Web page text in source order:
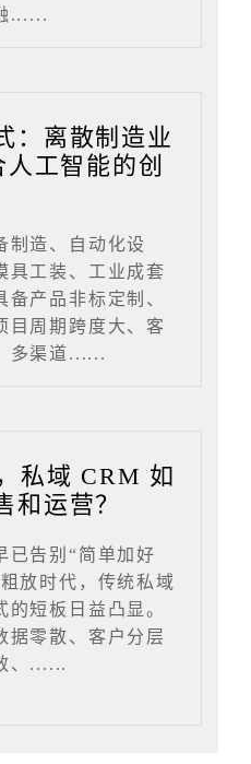
......
：离散制造业
工智能的创
制造、自动化设
具工装、工业成套
产品非标定制、
目周期跨度大、客
多渠道......
私域 CRM 如
和运营？
已告别“简单加好
放时代，传统私域
短板日益凸显。
据零散、客户分层
、......